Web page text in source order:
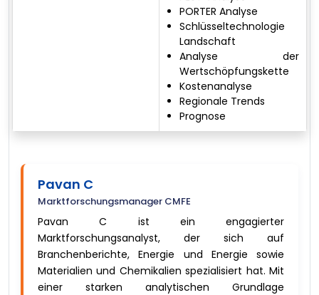
PORTER Analyse
Schlüsseltechnologie
Landschaft
Analyse der
Wertschöpfungskette
Kostenanalyse
Regionale Trends
Prognose
Pavan C
Marktforschungsmanager CMFE
Pavan C ist ein engagierter
Marktforschungsanalyst, der sich auf
Branchenberichte, Energie und Energie sowie
Materialien und Chemikalien spezialisiert hat. Mit
einer starken analytischen Grundlage